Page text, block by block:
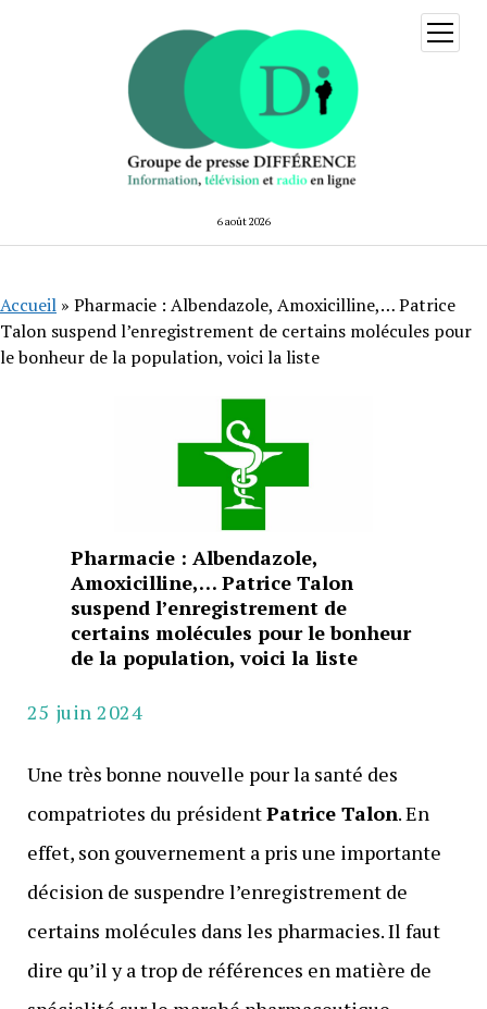
6 août 2026
ouvrir
menu
Accueil » Pharmacie : Albendazole, Amoxicilline,… Patrice
Talon suspend l’enregistrement de certains molécules pour
le bonheur de la population, voici la liste
Pharmacie : Albendazole,
Amoxicilline,… Patrice Talon
suspend l’enregistrement de
certains molécules pour le bonheur
de la population, voici la liste
25 juin 2024
Une très bonne nouvelle pour la santé des
compatriotes du présidentPatrice Talon. En
effet, son gouvernement a pris une importante
décision de suspendre l’enregistrement de
certains molécules dans les pharmacies. Il faut
dire qu’il y a trop de références en matière de